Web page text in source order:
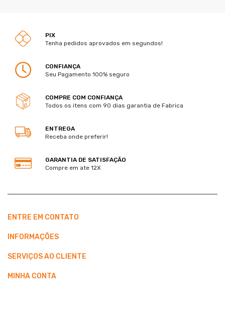
PIX
Tenha pedidos aprovados em segundos!
CONFIANÇA
Seu Pagamento 100% seguro
COMPRE COM CONFIANÇA
Todos os itens com 90 dias garantia de Fabrica
ENTREGA
Receba onde preferir!
GARANTIA DE SATISFAÇÃO
Compre em ate 12X
ENTRE EM CONTATO
INFORMAÇÕES
SERVIÇOS AO CLIENTE
MINHA CONTA